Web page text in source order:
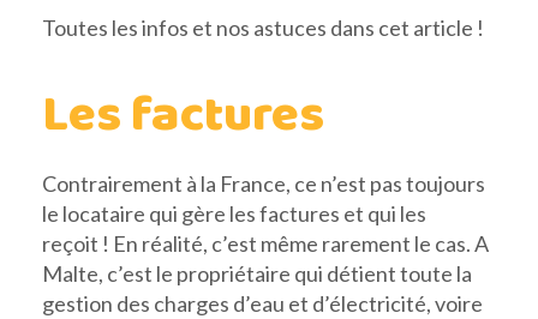
Toutes les infos et nos astuces dans cet article !
Les factures
Contrairement à la France, ce n’est pas toujours
le locataire qui gère les factures et qui les
reçoit ! En réalité, c’est même rarement le cas. A
Malte, c’est le propriétaire qui détient toute la
gestion des charges d’eau et d’électricité, voire